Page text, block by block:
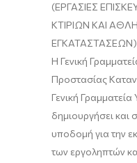
(ΕΡΓΑΣΙΕΣ
ΚΤΙΡΙΩΝ ΚΑΙ
Η Γενική
Προστασίας
Γενική
δημιουργήσει και
υποδομή για την
των εργοληπτών